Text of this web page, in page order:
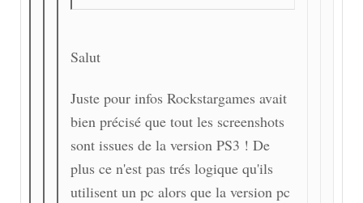
Salut
Juste pour infos Rockstargames avait
bien précisé que tout les screenshots
sont issues de la version PS3 ! De
plus ce n'est pas trés logique qu'ils
utilisent un pc alors que la version pc